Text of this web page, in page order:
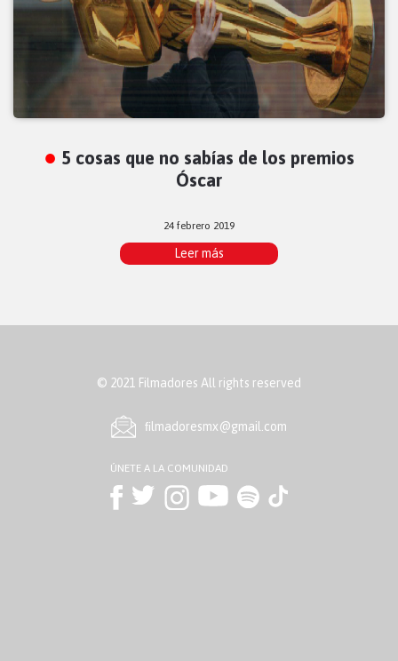
5 cosas que no sabías de los premios
Óscar
24 febrero 2019
Leer más
© 2021 Filmadores All rights reserved
ﬁlmadoresmx@gmail.com
ÚNETE A LA COMUNIDAD